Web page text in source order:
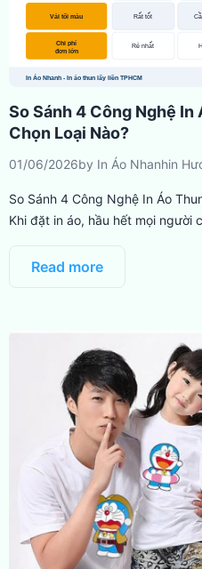
So Sánh 4 Công Nghệ In
Chọn Loại Nào?
01/06/2026by In Áo Nhanhin
So Sánh 4 Công Nghệ In Áo
Khi đặt in áo, hầu hết mọi người
Read more